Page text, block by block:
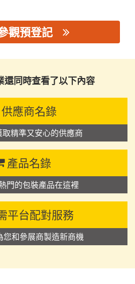
觀預登記
還同時查看了以下內容
供應商名錄
精準又安心的供應商
產品名錄
門的包裝產品在這裡
平台配對服務
您和參展商製造新商機